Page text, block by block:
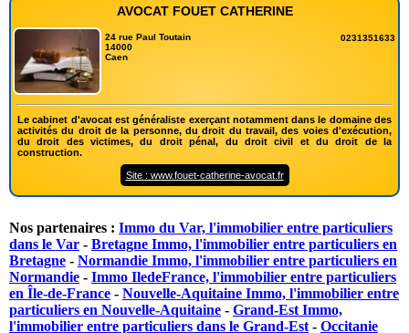
AVOCAT FOUET CATHERINE
24 rue Paul Toutain
14000
Caen
0231351633
Le cabinet d'avocat est généraliste exerçant notamment dans le domaine des
activités du droit de la personne, du droit du travail, des voies d'exécution,
du droit des victimes, du droit pénal, du droit civil et du droit de la
construction.
Site : www.fouet-catherine-avocat.fr
Nos partenaires : Immo du Var, l'immobilier entre particuliers
dans le Var - Bretagne Immo, l'immobilier entre particuliers en
Bretagne - Normandie Immo, l'immobilier entre particuliers en
Normandie - Immo IledeFrance, l'immobilier entre particuliers
en Île-de-France - Nouvelle-Aquitaine Immo, l'immobilier entre
particuliers en Nouvelle-Aquitaine - Grand-Est Immo,
l'immobilier entre particuliers dans le Grand-Est - Occitanie